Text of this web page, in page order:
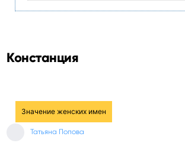
Констанция
Значение женских имен
Татьяна Попова